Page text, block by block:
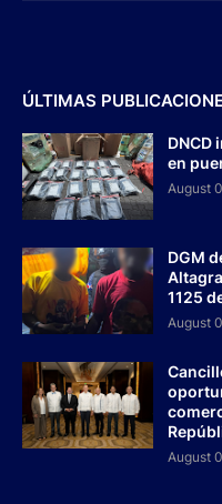
ÚLTIMAS
DNCD
en
August
DGM
1125
August
August